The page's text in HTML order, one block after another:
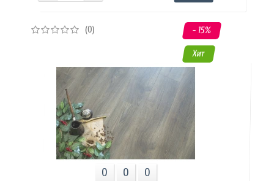
0 0 0
(0) - 15%
Хит